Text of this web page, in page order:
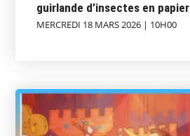
guirlande d’insectes en papier
MERCREDI 18 MARS 2026 | 10H00